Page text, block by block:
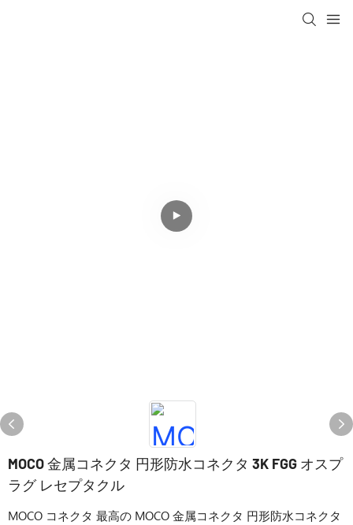
MOCO 金属コネクタ 円形防水コネクタ 3K FGG オスプ
ラグ レセプタクル
MOCO コネクタ 最高の MOCO 金属コネクタ 円形防水コネクタ